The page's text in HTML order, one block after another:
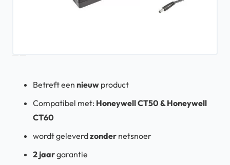
Betreft een nieuw product
Compatibel met: Honeywell CT50 & Honeywell
CT60
wordt geleverdzonder netsnoer
2 jaargarantie